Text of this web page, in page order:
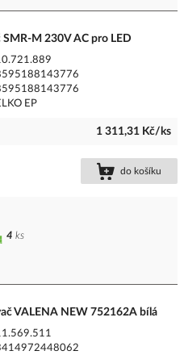
SMR-M 230V AC pro LED
EP
1 311,31 Kč/ks
do košíku
4 ks
VALENA NEW 752162A bílá